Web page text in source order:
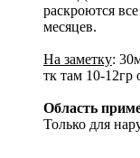
раскроются
месяцев.
На заметку:
тк там 10-12гр
Область
Только для